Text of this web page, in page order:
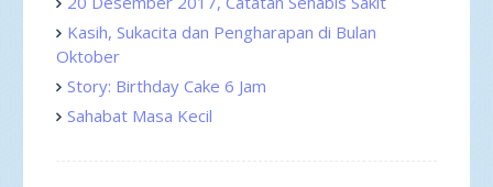
Kasih, Sukacita dan Pengharapan di Bulan
Oktober
Story: Birthday Cake 6 Jam
Sahabat Masa Kecil